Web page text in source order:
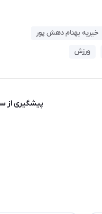
خیریه بهنام دهش پور
ورزش
پیشگیری از